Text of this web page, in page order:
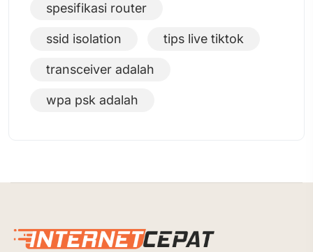
spesifikasi router
ssid isolation tips live tiktok
transceiver adalah
wpa psk adalah